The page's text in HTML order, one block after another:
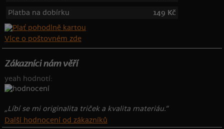
Platba na dobírku
149 Kč
Více o poštovném zde
Zákazníci nám věří
yeah hodnotí:
„Líbí se mi originalita triček a kvalita materiáu.“
Další hodnocení od zákazníků